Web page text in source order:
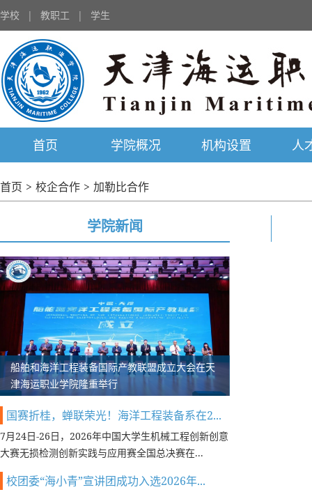
学校 | 教职工 | 学生
首页 学院概况 机构设置 人
首页 > 校企合作 > 加勒比合作
学院新闻
船舶和海洋工程装备国际产教联盟成立大会在天
津海运职业学院隆重举行
国赛折桂，蝉联荣光！海洋工程装备系在2...
7月24日-26日，2026年中国大学生机械工程创新创意
大赛无损检测创新实践与应用赛全国总决赛在...
校团委“海小青”宣讲团成功入选2026年...